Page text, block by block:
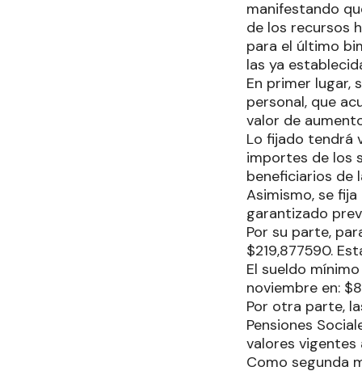
manifestando
de los recursos
para el último
las ya
En primer lugar,
personal, que
valor de
Lo fijado tendrá
importes de los
beneficiarios de
Asimismo, se
garantizado
Por su parte,
$219,877590.
El sueldo
noviembre en:
Por otra parte,
Pensiones
valores vigentes
Como segunda